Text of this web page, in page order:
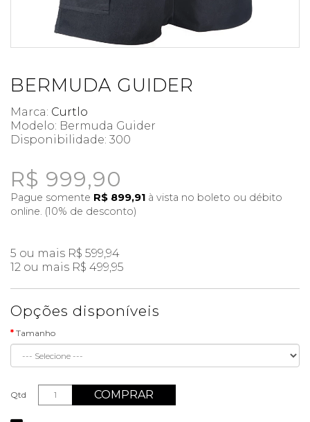
BERMUDA GUIDER
Marca: Curtlo
Modelo: Bermuda Guider
Disponibilidade: 300
R$ 999,90
Pague somente R$ 899,91 à vista no boleto ou débito
online. (10% de desconto)
5 ou mais R$ 599,94
12 ou mais R$ 499,95
Opções disponíveis
Tamanho
Qtd COMPRAR